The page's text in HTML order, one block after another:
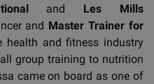
and Les Mills
and Master Trainer for
health and fitness industry
group training to nutrition
came on board as one of